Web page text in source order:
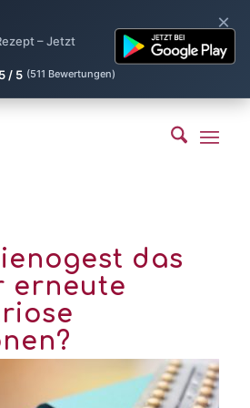
– Jetzt
/ 5 (511 Bewertungen)
×
das
erneute